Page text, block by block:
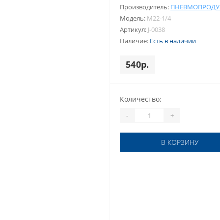
Производитель:
Модель: M22-1/4
Артикул: J-0038
Наличие: Есть в наличии
540р.
Количество:
- +
В КОРЗИНУ